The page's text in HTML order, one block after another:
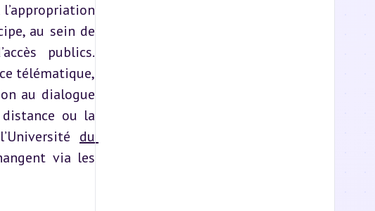
au sein de
publics.
télématique,
au dialogue
ou la
du
via les